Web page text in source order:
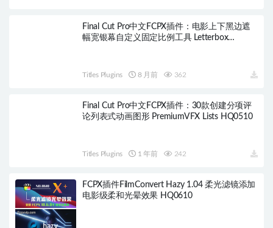
Final Cut Pro中文FCPX插件：电影上下黑边遮
幅宽银幕自定义固定比例工具 Letterbox
Titles Plugins 8 月前 362
Final Cut Pro中文FCPX插件：30款创建分项评
论列表式动画图形 PremiumVFX Lists HQ0510
Titles Plugins 1 年前 242
FCPX插件FilmConvert Hazy 1.04 柔光滤镜添加
电影级柔和光晕效果 HQ0610